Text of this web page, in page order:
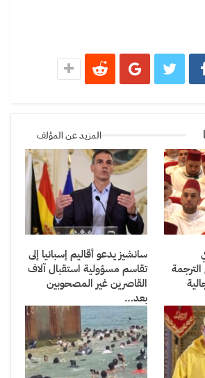
المزيد عن المؤلف
سانشيز يدعو أقاليم إسبانيا إلى
تقاسم مسؤولية استقبال آلاف
القاصرين غير المصحوبين
بعد…